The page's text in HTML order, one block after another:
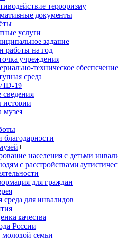
терроризму
документы
услуги
задание
работы на год
учреждения
техническое
среда
19
музея
благодарности
+
населения с детьми
с расстройствами
для граждан
среда для инвалидов
качества
России+
молодой семьи